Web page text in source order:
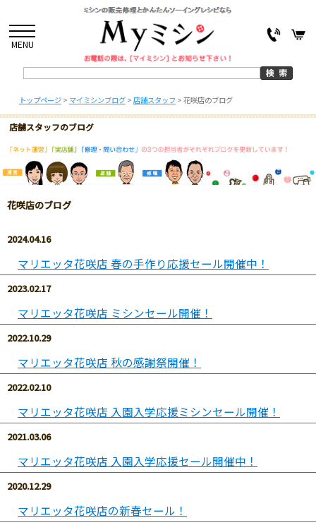
MENU
トップページ> マイミシンブログ> 店舗スタッフ > 花咲店のブログ
店舗スタッフのブログ
花咲店のブログ
2024.04.16
マリエッタ花咲店 春の手作り応援セール開催中！
2023.02.17
マリエッタ花咲店 ミシンセール開催！
2022.10.29
マリエッタ花咲店 秋の感謝祭開催！
2022.02.10
マリエッタ花咲店 入園入学応援ミシンセール開催！
2021.03.06
マリエッタ花咲店 入園入学応援セール開催中！
2020.12.29
マリエッタ花咲店の新春セール！